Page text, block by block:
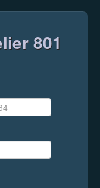
801